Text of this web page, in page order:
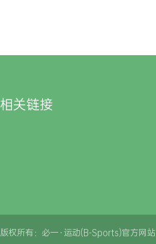
相关链接
版权所有：必一·运动(B-Sports)官方网站